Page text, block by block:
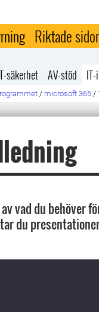
Riktade sidor
säkerhet AV-stöd
/ microsoft 365 /
vad du behöver
du